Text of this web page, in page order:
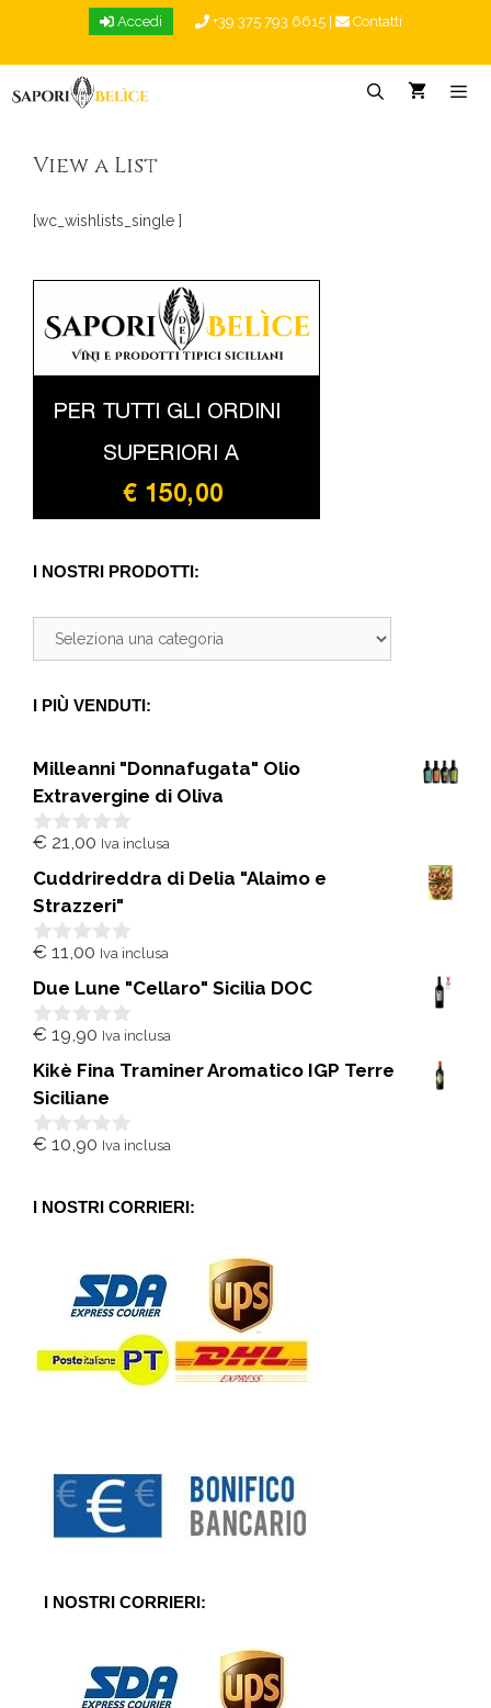
Accedi +39 375 793 6615 Contatti
View a List
[wc_wishlists_single ]
I NOSTRI PRODOTTI:
I PIÙ VENDUTI:
Milleanni "Donnafugata" Olio
Extravergine di Oliva
0
u
5
€ 21,00 Iva inclusa
Cuddrireddra di Delia "Alaimo e
Strazzeri"
0
u
5
€ 11,00 Iva inclusa
Due Lune "Cellaro" Sicilia DOC
0
u
5
€ 19,90 Iva inclusa
Kikè Fina Traminer Aromatico IGP Terre
Siciliane
0
5
€ 10,90 Iva inclusa
I NOSTRI CORRIERI:
I NOSTRI CORRIERI: